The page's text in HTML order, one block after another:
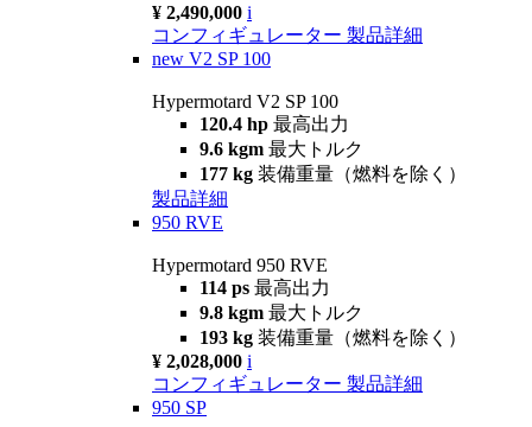
¥ 2,490,000 i
コンフィギュレーター 製品詳細
new V2 SP 100
Hypermotard V2 SP 100
120.4 hp 最高出力
9.6 kgm 最大トルク
177 kg 装備重量（燃料を除く）
製品詳細
950 RVE
Hypermotard 950 RVE
114 ps 最高出力
9.8 kgm 最大トルク
193 kg 装備重量（燃料を除く）
¥ 2,028,000 i
コンフィギュレーター 製品詳細
950 SP